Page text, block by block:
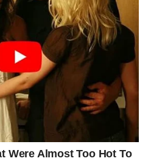
djetetovih emocija
zanemare ili minimiziraju
djeteta i priznajte ih. Na